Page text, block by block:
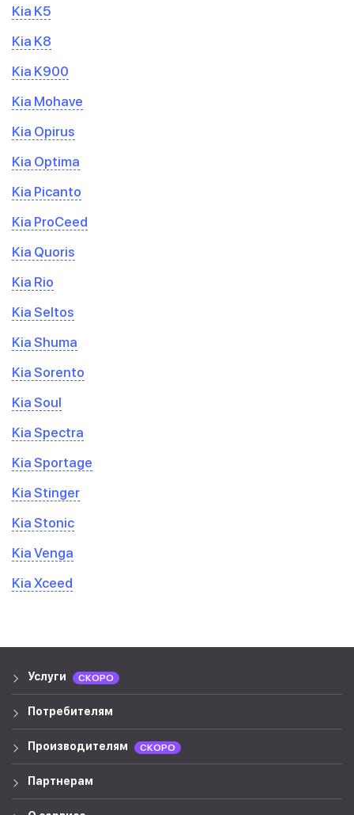
Kia K5
Kia K8
Kia K900
Kia Mohave
Kia Opirus
Kia Optima
Kia Picanto
Kia ProCeed
Kia Quoris
Kia Rio
Kia Seltos
Kia Shuma
Kia Sorento
Kia Soul
Kia Spectra
Kia Sportage
Kia Stinger
Kia Stonic
Kia Venga
Kia Xceed
Услуги СКОРО
Потребителям
Производителям СКОРО
Партнерам